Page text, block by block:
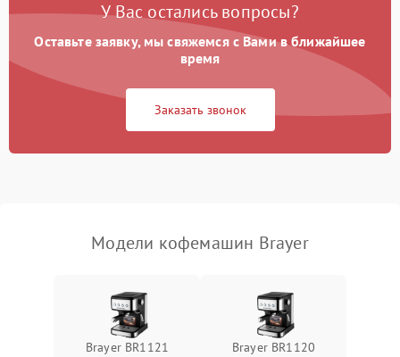
У Вас остались вопросы?
Оставьте заявку, мы свяжемся с Вами в ближайшее
время
Заказать звонок
Модели кофемашин Brayer
Brayer BR1121 Brayer BR1120